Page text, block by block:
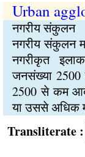
Urban
नगरीय संकुलन
नगरीय संकुलन
नगरीकृत
जनसंख्या
2500 से कम
या उससे अधिक
: